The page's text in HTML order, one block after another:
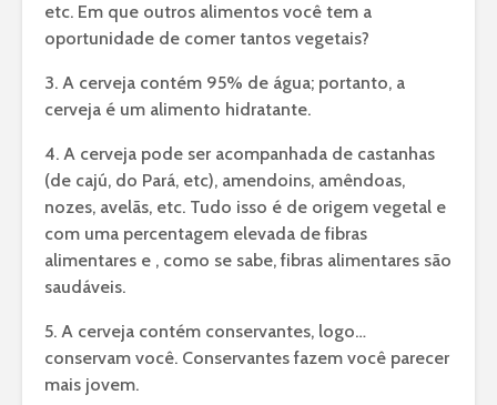
etc. Em que outros alimentos você tem a
oportunidade de comer tantos vegetais?
3. A cerveja contém 95% de água; portanto, a
cerveja é um alimento hidratante.
4. A cerveja pode ser acompanhada de castanhas
(de cajú, do Pará, etc), amendoins, amêndoas,
nozes, avelãs, etc. Tudo isso é de origem vegetal e
com uma percentagem elevada de fibras
alimentares e , como se sabe, fibras alimentares são
saudáveis.
5. A cerveja contém conservantes, logo…
conservam você. Conservantes fazem você parecer
mais jovem.